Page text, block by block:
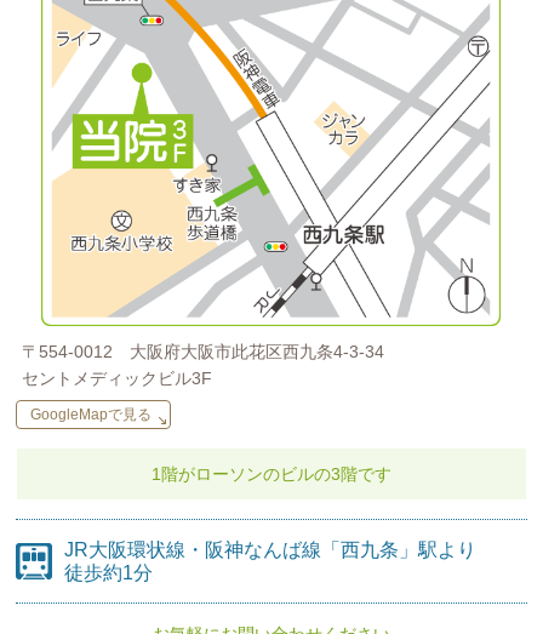
〒554-0012 大阪府大阪市此花区西九条4-3-34
セントメディックビル3F
GoogleMapで見る
1階がローソンのビルの3階です
JR大阪環状線・阪神なんば線 「西九条」駅より
徒歩約1分